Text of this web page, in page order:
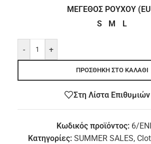
ΜΈΓΕΘΟΣ ΡΟΎΧΟΥ
S
M L
- +
ΠΡΟΣΘΉΚΗ ΣΤΟ ΚΑΛΆΘΙ
Στη Λίστα Επιθυμιών
Κωδικός προϊόντος: 6/
Κατηγορίες: SUMMER SALES,